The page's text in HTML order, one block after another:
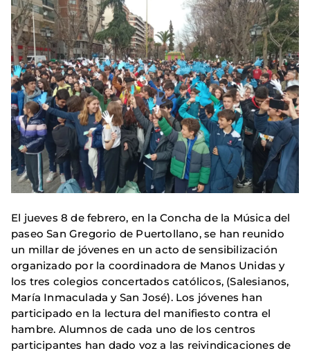
El jueves 8 de febrero, en la Concha de la Música del
paseo San Gregorio de Puertollano, se han reunido
un millar de jóvenes en un acto de sensibilización
organizado por la coordinadora de Manos Unidas y
los tres colegios concertados católicos, (Salesianos,
María Inmaculada y San José). Los jóvenes han
participado en la lectura del manifiesto contra el
hambre. Alumnos de cada uno de los centros
participantes han dado voz a las reivindicaciones de